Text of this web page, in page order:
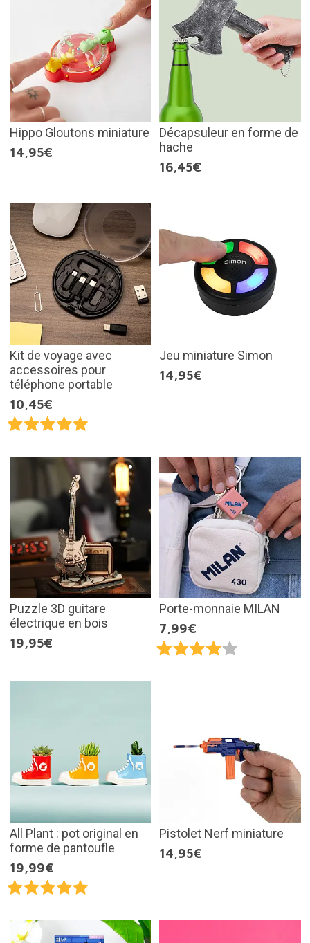
Hippo Gloutons miniature
14,95€
Décapsuleur en forme de
hache
16,45€
Kit de voyage avec
accessoires pour
téléphone portable
10,45€
Jeu miniature Simon
14,95€
Puzzle 3D guitare
électrique en bois
19,95€
Porte-monnaie MILAN
7,99€
All Plant : pot original en
forme de pantoufle
19,99€
Pistolet Nerf miniature
14,95€